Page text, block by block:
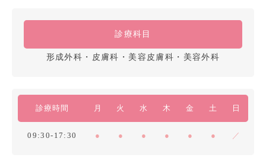
診療科目
形成外科・皮膚科・美容皮膚科・美容外科
診療時間 月 火 水 木 金 土 日
09:30-17:30 ● ● ● ● ● ● ／